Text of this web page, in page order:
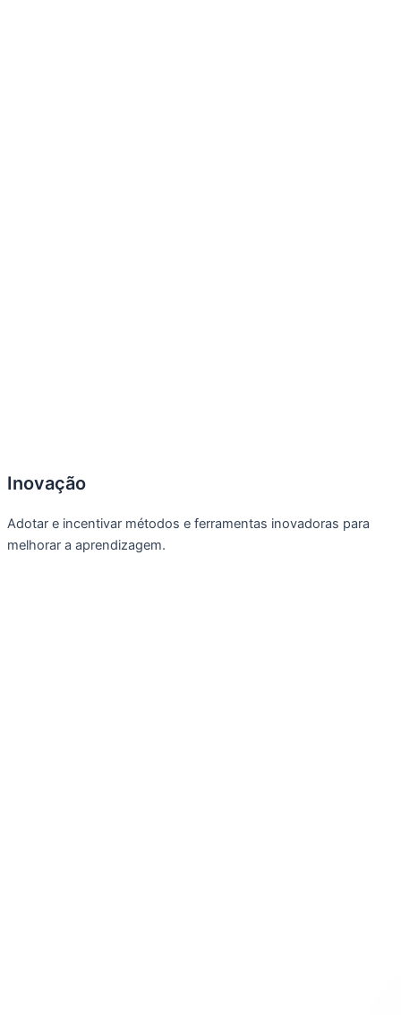
Inovação
Adotar e incentivar métodos e ferramentas inovadoras para
melhorar a aprendizagem.